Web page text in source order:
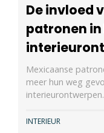
De invloed
patronen
Mexicaanse
meer hun weg
INTERIEUR